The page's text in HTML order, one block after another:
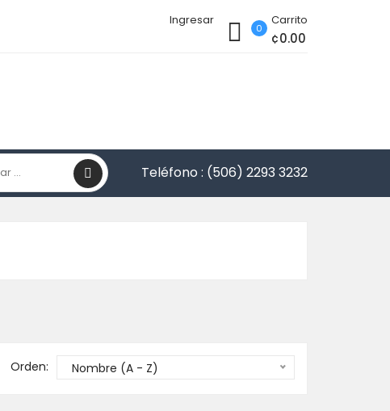
Ingresar Carrito
0
¢0.00
Teléfono : (506) 2293 3232
Orden: Nombre (A - Z)